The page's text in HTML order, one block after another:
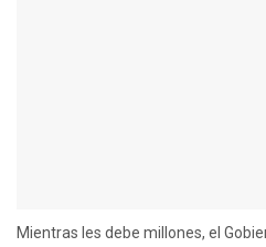
Mientras les debe millones, el